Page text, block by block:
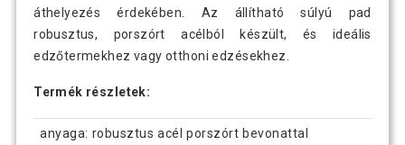
áthelyezés érdekében. Az állítható súlyú pad
robusztus, porszórt acélból készült, és ideális
edzőtermekhez vagy otthoni edzésekhez.
Termék részletek:
anyaga: robusztus acél porszórt bevonattal